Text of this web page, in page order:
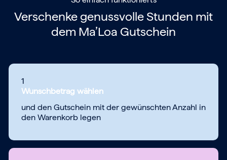
Verschenke genussvolle Stunden mit
dem Ma’Loa Gutschein
1
Wunschbetrag wählen
und den Gutschein mit der gewünschten Anzahl in
den Warenkorb legen